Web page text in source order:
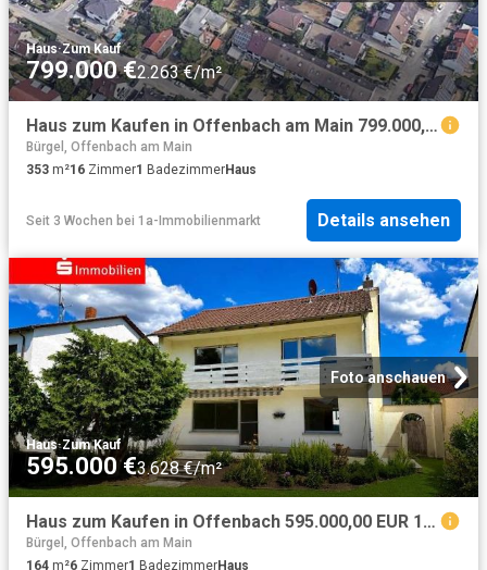
Haus·Zum Kauf
799.000 €2.263 €/m²
Haus zum Kaufen in Offenbach am Main 799.000,00 EUR 353 m²
Bürgel, Offenbach am Main
353 m²16 Zimmer1 BadezimmerHaus
Seit 3 Wochen bei 1a-Immobilienmarkt Details ansehen
Foto anschauen
Haus·Zum Kauf
595.000 €3.628 €/m²
Haus zum Kaufen in Offenbach 595.000,00 EUR 164.62 m²
Bürgel, Offenbach am Main
164 m²6 Zimmer1 BadezimmerHaus